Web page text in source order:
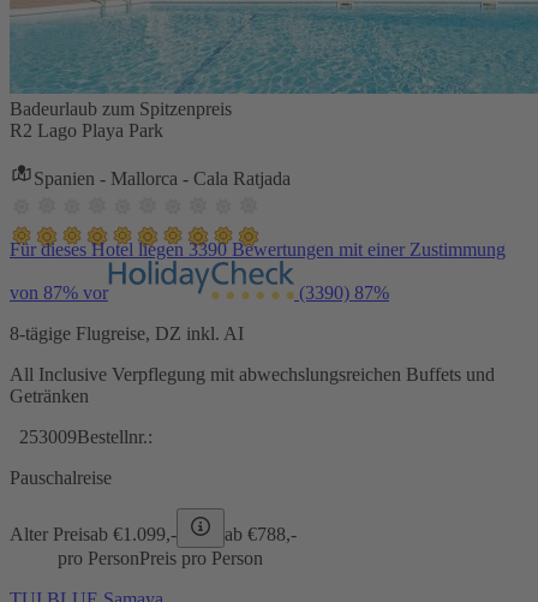
Badeurlaub zum Spitzenpreis
R2 Lago Playa Park
Spanien - Mallorca - Cala Ratjada
Für dieses Hotel liegen 3390 Bewertungen mit einer Zustimmung
von 87% vor (3390) 87%
8-tägige Flugreise, DZ inkl. AI
All Inclusive Verpflegung mit abwechslungsreichen Buffets und
Getränken
253009Bestellnr.:
Pauschalreise
Alter Preisab €1.099,- ab €788,-
pro PersonPreis pro Person